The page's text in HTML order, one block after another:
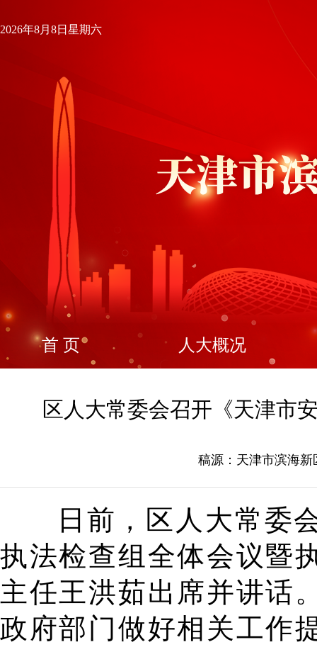
2026年8月8日星期六
首 页 人大概况
区人大常委会召开《天津市
稿源：天津市滨海
日前，区人大常委
执法检查组全体会议暨
主任王洪茹出席并讲话
政府部门做好相关工作